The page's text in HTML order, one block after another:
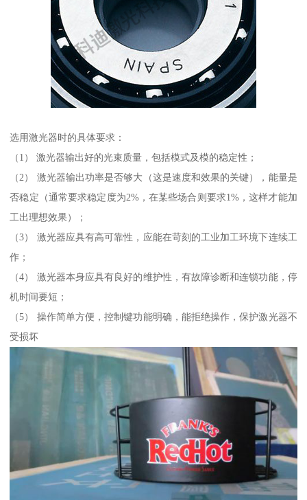
选用激光器时的具体要求：
（1） 激光器输出好的光束质量，包括模式及模的稳定性；
（2） 激光器输出功率是否够大（这是速度和效果的关键），能量是
否稳定（通常要求稳定度为2%，在某些场合则要求1%，这样才能加
工出理想效果）；
（3） 激光器应具有高可靠性，应能在苛刻的工业加工环境下连续工
作；
（4） 激光器本身应具有良好的维护性，有故障诊断和连锁功能，停
机时间要短；
（5） 操作简单方便，控制键功能明确，能拒绝操作，保护激光器不
受损坏